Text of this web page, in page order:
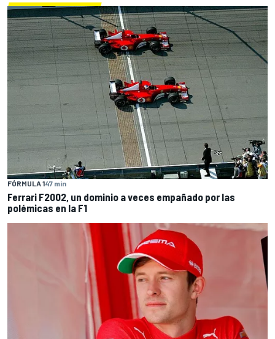
FÓRMULA 147 min
Ferrari F2002, un dominio a veces empañado por las
polémicas en la F1